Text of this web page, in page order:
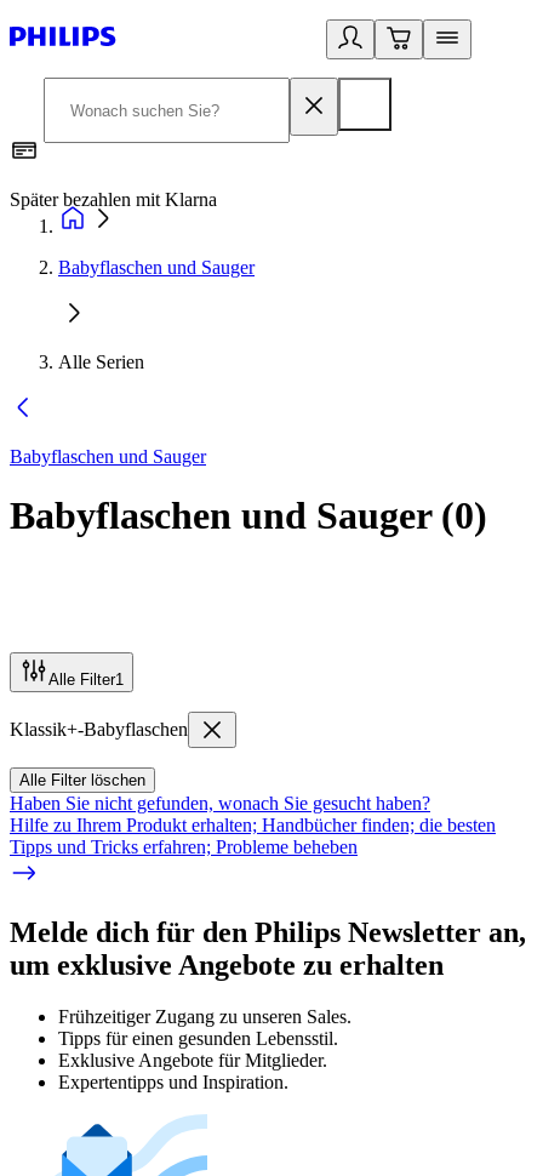
Später bezahlen mit Klarna
Babyflaschen und Sauger
Alle Serien
Babyflaschen und Sauger
Babyflaschen und Sauger(0)
Alle Filter1
Klassik+-Babyflaschen
Alle Filter löschen
Haben Sie nicht gefunden, wonach Sie gesucht haben?
Hilfe zu Ihrem Produkt erhalten; Handbücher finden; die besten
Tipps und Tricks erfahren; Probleme beheben
Melde dich für den Philips Newsletter an,
um exklusive Angebote zu erhalten
Frühzeitiger Zugang zu unseren Sales.
Tipps für einen gesunden Lebensstil.
Exklusive Angebote für Mitglieder.
Expertentipps und Inspiration.